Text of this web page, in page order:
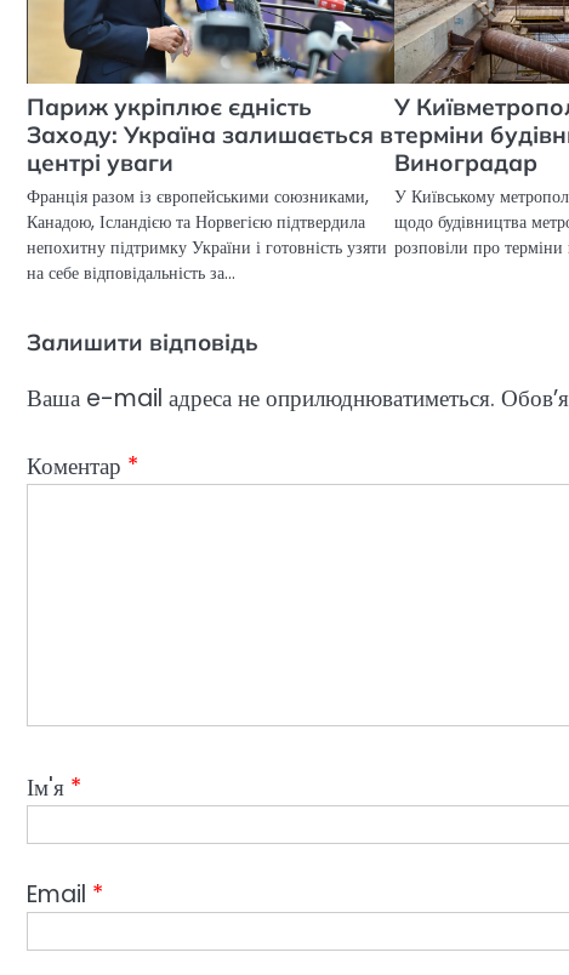
Париж укріплює єдність
Заходу: Україна залишається в
центрі уваги
Франція разом із європейськими союзниками,
Канадою, Ісландією та Норвегією підтвердила
непохитну підтримку України і готовність узяти
на себе відповідальність за…
У
терміни
Виноградар
У Київському
щодо будівництва
розповіли про терміни
Залишити відповідь
Ваша e-mail адреса не оприлюднюватиметься.
Коментар *
Ім'я *
Email *